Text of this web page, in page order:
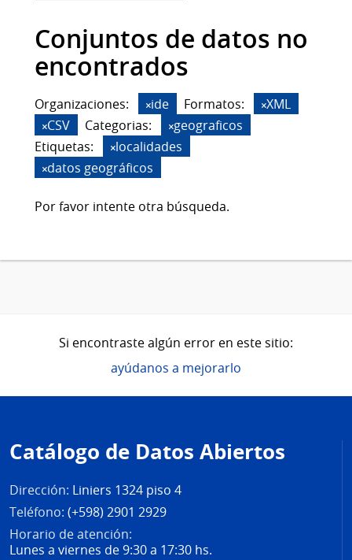
Conjuntos de datos no
encontrados
Organizaciones: ide Formatos:
XML
CSV
Categorias:
geograficos
Etiquetas:
localidades
datos geográficos
Por favor intente otra búsqueda.
Si encontraste algún error en este sitio:
ayúdanos a mejorarlo
de
página
Catálogo de Datos Abiertos
Dirección: Liniers 1324 piso 4
Teléfono: (+598) 2901 2929
Horario de atención:
Lunes a viernes de 9:30 a 17:30 hs.